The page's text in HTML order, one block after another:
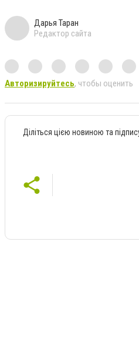
Дарья Таран
Редактор сайта
Авторизируйтесь, чтобы оценить
Діліться цією новиною та